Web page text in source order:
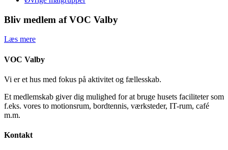
Bliv medlem af VOC Valby
Læs mere
VOC Valby
Vi er et hus med fokus på aktivitet og fællesskab.
Et medlemskab giver dig mulighed for at bruge husets faciliteter som
f.eks. vores to motionsrum, bordtennis, værksteder, IT-rum, café
m.m.
Kontakt